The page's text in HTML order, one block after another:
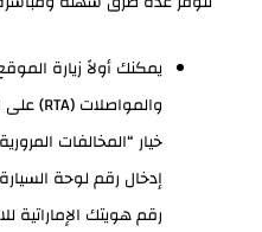
يمكنك أولاً زيارة
والمواصلات (RTA) على الرابط
خيار “المخالفات
إدخال رقم لوحة
رقم هويتك الإماراتية